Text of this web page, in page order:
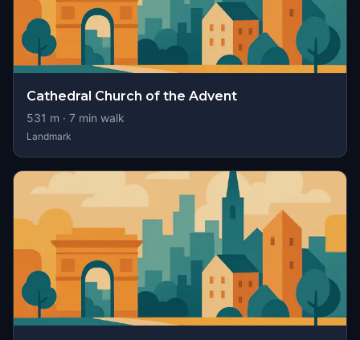
Cathedral Church of the Advent
531 m · 7 min walk
Landmark